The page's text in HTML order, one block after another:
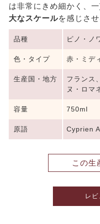
は非常にきめ細かく、
大なスケールを感じさ
品種 ピノ・ノ
色・タイプ 赤・ミデ
生産国・地方
フランス
ヌ・ロマ
容量 750ml
原語 Cyprien
この生
レビ